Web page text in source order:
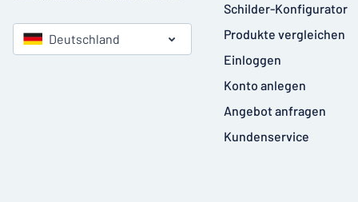
Deutschland
Schilder-Konfigurator
Produkte vergleichen
Einloggen
Konto anlegen
Angebot anfragen
Kundenservice